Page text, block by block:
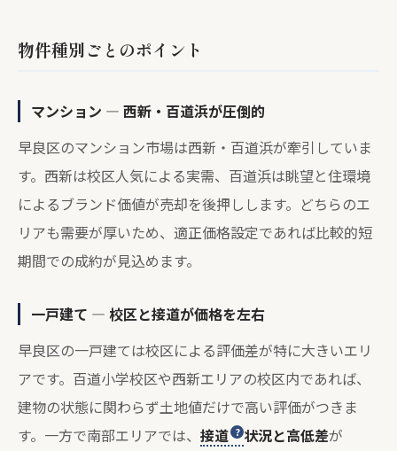
物件種別ごとのポイント
マンション — 西新・百道浜が圧倒的
早良区のマンション市場は西新・百道浜が牽引していま
す。西新は校区人気による実需、百道浜は眺望と住環境
によるブランド価値が売却を後押しします。どちらのエ
リアも需要が厚いため、適正価格設定であれば比較的短
期間での成約が見込めます。
一戸建て — 校区と接道が価格を左右
早良区の一戸建ては校区による評価差が特に大きいエリ
アです。百道小学校区や西新エリアの校区内であれば、
建物の状態に関わらず土地値だけで高い評価がつきま
す。一方で南部エリアでは、 接道 状況と高低差が